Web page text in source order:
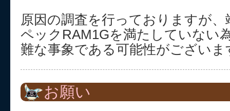
原因の調査を行っておりますが
ペックRAM1Gを満たしていない
難な事象である可能性がございま
お願い